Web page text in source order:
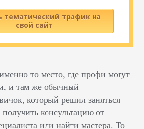
тематический трафик на
свой сайт
то место, где профи могут
и там же обычный
который решил заняться
консультацию от
или найти мастера. То